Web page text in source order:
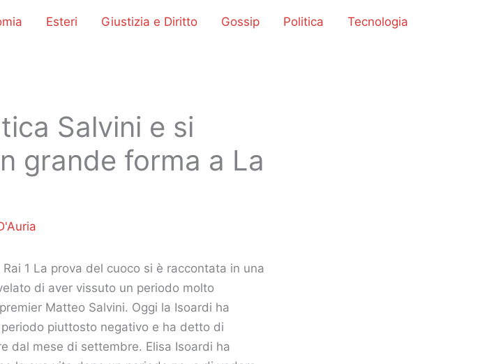
Esteri Giustizia e Diritto Gossip Politica
Tecnologia
Salvini e si
grande forma a La
1 La prova del cuoco si è raccontata in una
di aver vissuto un periodo molto
Matteo Salvini. Oggi la Isoardi ha
piuttosto negativo e ha detto di
dal mese di settembre. Elisa Isoardi ha